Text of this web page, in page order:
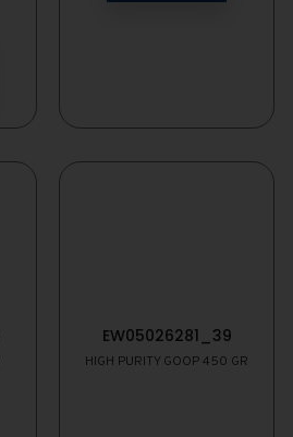
EW05026281_39
HIGH PURITY GOOP 450 GR